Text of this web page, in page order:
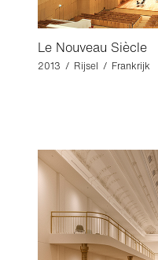
Le Nouveau Siècle
2013 / Rijsel / Frankrijk